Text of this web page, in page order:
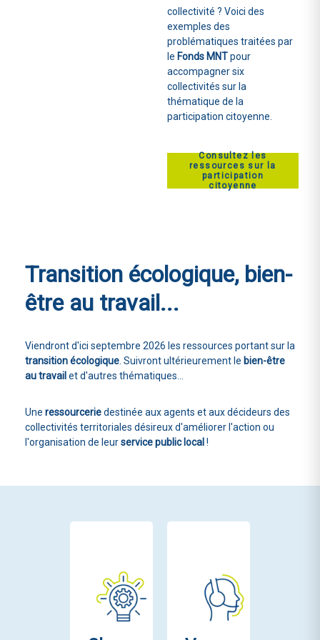
collectivité ? Voici des
exemples des
problématiques traitées par
le Fonds MNTpour
accompagner six
collectivités sur la
thématique de la
participation citoyenne.
Consultez les
ressources sur la
participation
citoyenne
Transition écologique, bien-
être au travail...
Viendront d'ici septembre 2026 les ressources portant sur la
transition écologique . Suivront ultérieurement le bien-être
au travail et d'autres thématiques...
Une ressourceriedestinée aux agents et aux décideurs des
collectivités territoriales désireux d'améliorer l'action ou
l'organisation de leurservice public local !